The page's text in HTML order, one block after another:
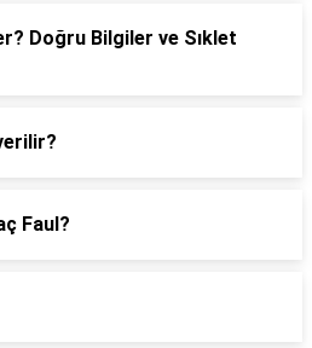
Doğru Bilgiler ve Sıklet
Faul?